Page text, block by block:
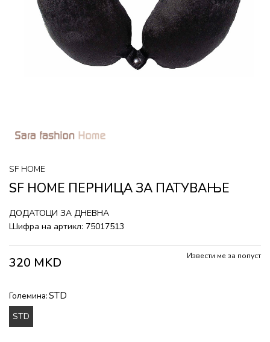
SF HOME
SF HOME ПЕРНИЦА ЗА ПАТУВАЊЕ
ДОДАТОЦИ ЗА ДНЕВНА
Шифра на артикл: 75017513
320 MKD Извести ме за попуст
Големина:STD
STD